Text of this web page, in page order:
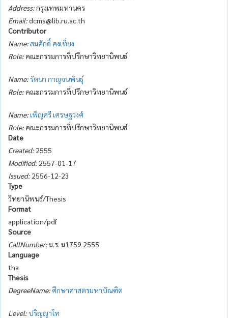
Address:กรุงเทพมหานคร
Email:dcms@lib.ru.ac.th
Contributor
Name:สมศักดิ์ คงเที่ยง
Role: คณะกรรมการที่ปรึกษาวิทยานิพนธ์
Name: รัตนา กาญจนพันธุ์
Role: คณะกรรมการที่ปรึกษาวิทยานิพนธ์
Name:เพ็ญศรี เศรษฐวงศ์
Role: คณะกรรมการที่ปรึกษาวิทยานิพนธ์
Date
Created: 2555
Modified: 2557-01-17
Issued: 2556-12-23
Type
วิทยานิพนธ์/Thesis
Format
application/pdf
Source
CallNumber:ม.ร. ม1759 2555
Language
tha
Thesis
DegreeName: ศึกษาศาสตรมหาบัณฑิต
Level:ปริญญาโท